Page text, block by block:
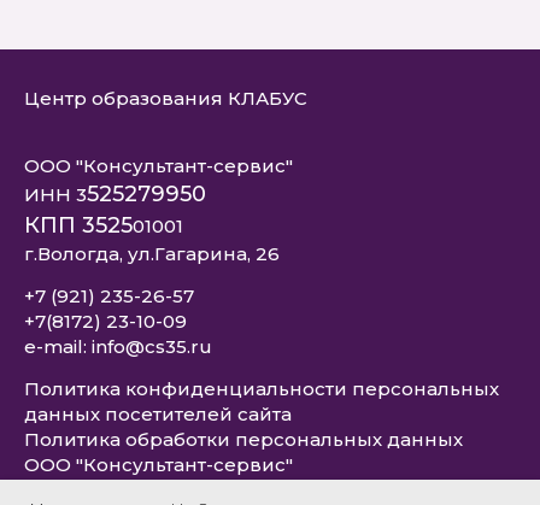
Центр образования КЛАБУС
ООО "Консультант-сервис"
ИНН 3525279950
КПП 352501001
г.Вологда, ул.Гагарина, 26
+7 (921) 235-26-57
+7(8172) 23-10-09
e-mail: info@cs35.ru
Политика конфиденциальности персональных
данных посетителей сайта
Политика обработки персональных данных
ООО "Консультант-сервис"